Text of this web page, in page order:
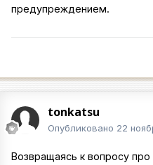
предупреждением.
tonkatsu
Опубликовано 22
Возвращаясь к вопросу